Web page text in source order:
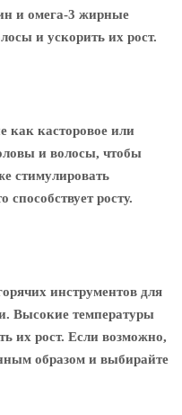
и омега-3 жирные
и ускорить их рост.
как касторовое или
и волосы, чтобы
стимулировать
росту.
инструментов для
Высокие температуры
их рост. Если возможно,
образом и выбирайте